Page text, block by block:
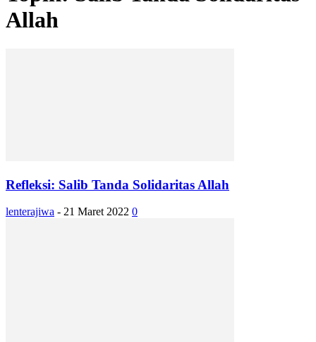
Allah
Refleksi: Salib Tanda Solidaritas Allah
lenterajiwa - 21 Maret 2022 0